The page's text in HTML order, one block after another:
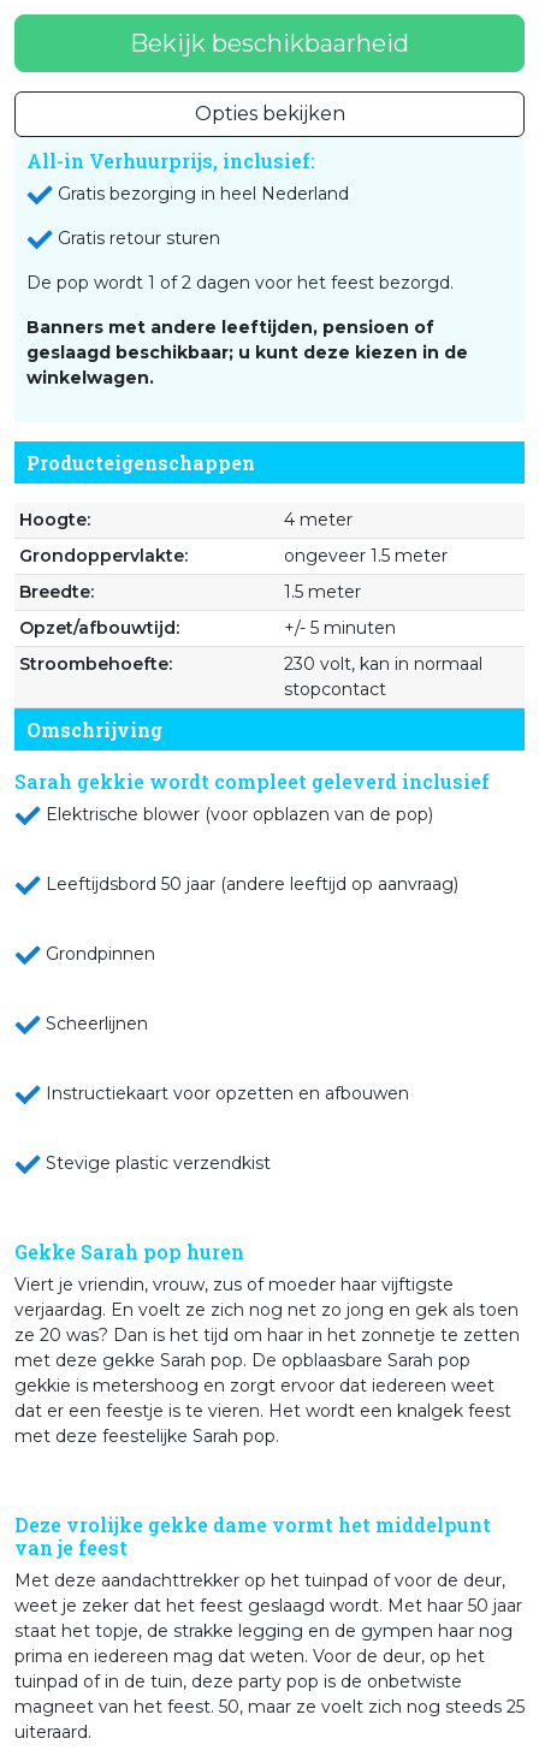
Bekijk beschikbaarheid
Opties bekijken
All-in Verhuurprijs, inclusief:
Gratis bezorging in heel Nederland
Gratis retour sturen
De pop wordt 1 of 2 dagen voor het feest bezorgd.
Banners met andere leeftijden, pensioen of
geslaagd beschikbaar; u kunt deze kiezen in de
winkelwagen.
Producteigenschappen
Hoogte:
4 meter
Grondoppervlakte:
ongeveer 1.5 meter
Breedte:
1.5 meter
Opzet/afbouwtijd:
+/- 5 minuten
Stroombehoefte:
230 volt, kan in normaal
stopcontact
Omschrijving
Sarah gekkie wordt compleet geleverd inclusief
Elektrische blower (voor opblazen van de pop)
Leeftijdsbord 50 jaar (andere leeftijd op aanvraag)
Grondpinnen
Scheerlijnen
Instructiekaart voor opzetten en afbouwen
Stevige plastic verzendkist
Gekke Sarah pop huren
Viert je vriendin, vrouw, zus of moeder haar vijftigste
verjaardag. En voelt ze zich nog net zo jong en gek als toen
ze 20 was? Dan is het tijd om haar in het zonnetje te zetten
met deze gekke Sarah pop. De opblaasbare Sarah pop
gekkie is metershoog en zorgt ervoor dat iedereen weet
dat er een feestje is te vieren. Het wordt een knalgek feest
met deze feestelijke Sarah pop.
Deze vrolijke gekke dame vormt het middelpunt
van je feest
Met deze aandachttrekker op het tuinpad of voor de deur,
weet je zeker dat het feest geslaagd wordt. Met haar 50 jaar
staat het topje, de strakke legging en de gympen haar nog
prima en iedereen mag dat weten. Voor de deur, op het
tuinpad of in de tuin, deze party pop is de onbetwiste
magneet van het feest. 50, maar ze voelt zich nog steeds 25
uiteraard.